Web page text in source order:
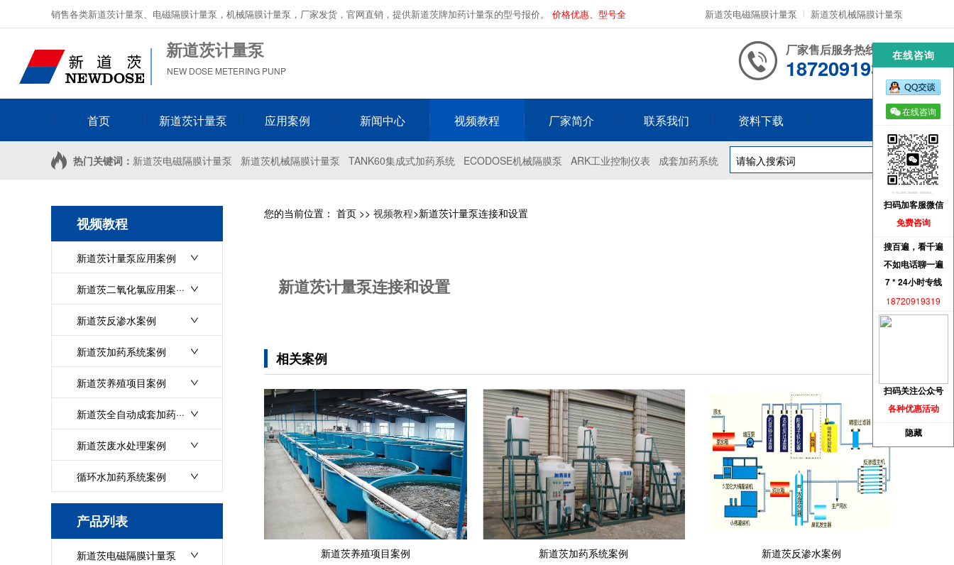
销售各类新道茨计量泵、电磁隔膜计量泵，机械隔膜计量泵，厂家发货，官网直销，提供新道茨牌加药计量泵的型号报价。 价格优惠、型号全 新道茨电磁隔膜计量泵 新道茨机械隔膜计量泵
新道茨计量泵
NEW DOSE METERING PUNP
厂家售后服务热线
18720919319
首页 新道茨计量泵 应用案例 新闻中心 视频教程 厂家简介 联系我们 资料下载
热门关键词： 新道茨电磁隔膜计量泵 新道茨机械隔膜计量泵 TANK60集成式加药系统 ECODOSE机械隔膜泵 ARK工业控制仪表 成套加药系统
视频教程
新道茨计量泵应用案例
新道茨二氧化氯应用案···
新道茨反渗水案例
新道茨加药系统案例
新道茨养殖项目案例
新道茨全自动成套加药···
新道茨废水处理案例
循环水加药系统案例
产品列表
新道茨电磁隔膜计量泵
您的当前位置： 首页 >> 视频教程>新道茨计量泵连接和设置
新道茨计量泵连接和设置
相关案例
新道茨养殖项目案例 新道茨加药系统案例 新道茨反渗水案例
在线咨询
在线咨询
扫码加客服微信
免费咨询
搜百遍，看千遍
不如电话聊一遍
7 * 24小时专线
18720919319
扫码关注公众号
各种优惠活动
隐藏